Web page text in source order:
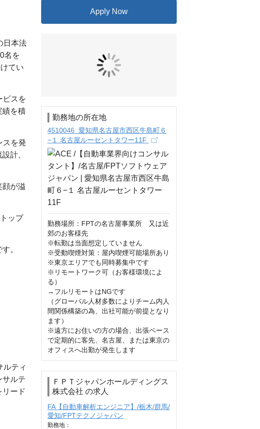
日本法
名を
てい
ビスを
績を積
スを発
計、
顔が溢
ップ
。
ルティ
サルテ
ード
Apply Now
勤務地の所在地
4510046 愛知県名古屋市西区牛島町６
−１ 名古屋ルーセントタワー11F
勤務場所：FPTの名古屋事業所　又は近
郊のお客様先
※転勤は当面想定していません
※受動喫煙対策：屋内喫煙可能場所あり
※東京エリアでも同時募集中です
※リモートワーク可（お客様環境によ
る）
→フルリモートはNGです
（グローバル人材多数によりチーム内人
間関係構築の為、出社可能が前提となり
ます）
※遠方にお住いの方の場合、出張ベース
で定期的に客先、名古屋、または東京の
オフィスへ出勤が発生します
ＦＰＴジャパンホールディングス
株式会社 の求人
FA【自動車解析エンジニア】/栃木/群馬/
愛知/FPTテクノジャパン
勤務地：